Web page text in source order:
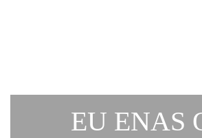
EU ENAS